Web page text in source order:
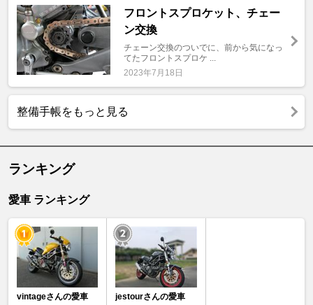
フロントスプロケット、チェー
ン交換
チェーン交換のついでに、前から気になっ
てたフロントスプロケ ...
2023年7月18日
整備手帳をもっと見る
ランキング
愛車 ランキング
vintageさんの愛車
jestourさんの愛車